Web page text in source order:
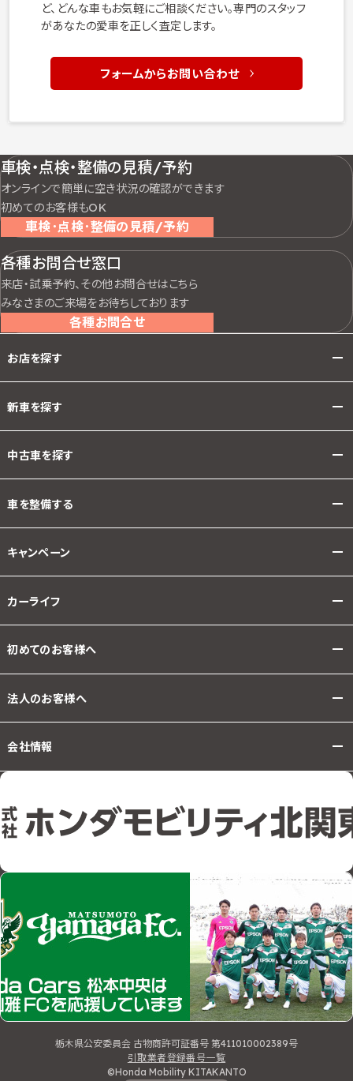
ど、 どんな車もお気軽にご相談ください。専門のスタッフ
があなたの愛車を正しく査定します。
フォームからお問い合わせ
車検・点検・整備の見積/予約
オンラインで簡単に空き状況の確認ができます
初めてのお客様もOK
車検･点検･整備の見積/予約
各種お問合せ窓口
来店・試乗予約、その他お問合せはこちら
みなさまのご来場をお待ちしております
各種お問合せ
お店を探す
新車を探す
中古車を探す
車を整備する
キャンペーン
カーライフ
初めてのお客様へ
法人のお客様へ
会社情報
栃木県公安委員会 古物商許可証番号 第411010002389号
引取業者登録番号一覧
©Honda Mobility KITAKANTO